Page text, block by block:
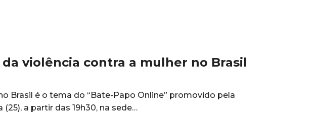
violência contra a mulher no Brasil
Brasil é o tema do “Bate-Papo Online” promovido pela
a partir das 19h30, na sede…